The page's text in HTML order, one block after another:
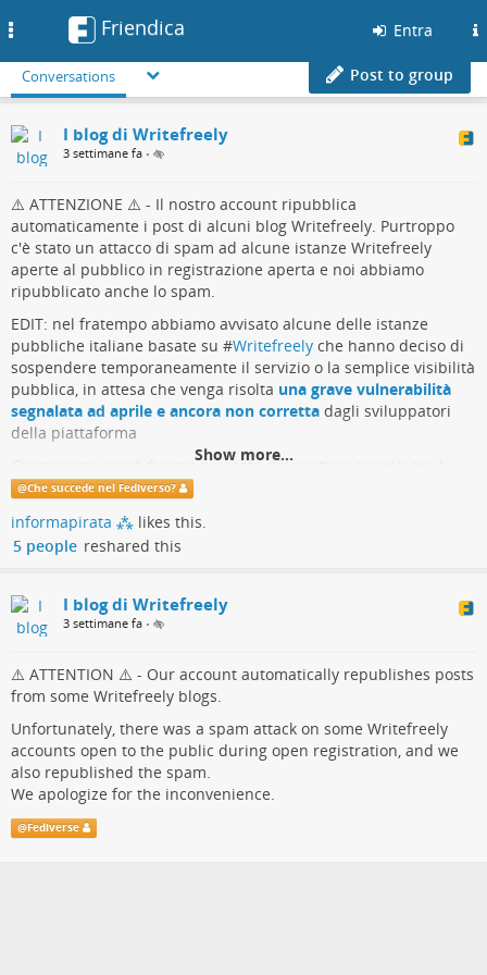
Friendica Entra
Conversations Post to group
I blog di Writefreely
3 settimane fa •
⚠️ ATTENZIONE ⚠️ - Il nostro account ripubblica
automaticamente i post di alcuni blog Writefreely. Purtroppo
c'è stato un attacco di spam ad alcune istanze Writefreely
aperte al pubblico in registrazione aperta e noi abbiamo
ripubblicato anche lo spam.
EDIT: nel fratempo abbiamo avvisato alcune delle istanze
pubbliche italiane basate su #Writefreely che hanno deciso di
sospendere temporaneamente il servizio o la semplice visibilità
pubblica, in attesa che venga risolta una grave vulnerabilità
segnalata ad aprile e ancora non corretta dagli sviluppatori
della piattaforma
Ci scusiamo per il disagio arrecato dal nostro account, ma è
stato proprio grazie a questo disagio che siamo riusciti ad
che Writefreely non presenta strumenti di amministrazione che
consentano agli admin di monitorare puntualmente le attività
Show more...
@Che succede nel Fediverso?
informapirata ⁂ likes this.
5 people reshared this
I blog di Writefreely
3 settimane fa •
⚠️ ATTENTION ⚠️ - Our account automatically republishes posts
from some Writefreely blogs.
Unfortunately, there was a spam attack on some Writefreely
accounts open to the public during open registration, and we
also republished the spam.
We apologize for the inconvenience.
@Fediverse